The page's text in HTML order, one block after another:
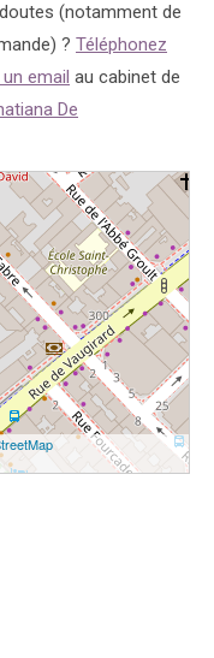
(notamment de
? Téléphonez
email au cabinet de
De